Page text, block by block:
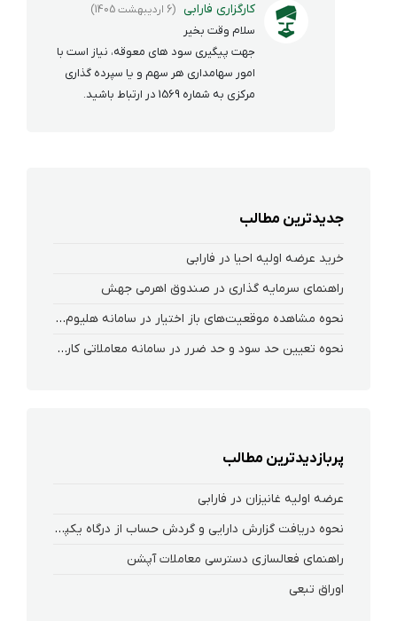
کارگزاری فارابی (6 اردیبهشت 1405)
سلام وقت بخیر
جهت پیگیری سود های معوقه، نیاز است با
امور سهامداری هر سهم و یا سپرده گذاری
مرکزی به شماره 1569 در ارتباط باشید.
جدیدترین مطالب
خرید عرضه اولیه احیا در فارابی
راهنمای سرمایه گذاری در صندوق اهرمی جهش
نحوه‌ مشاهده‌ موقعیت‌های باز اختیار در سامانه هلیوم و نکست
نحوه تعیین حد سود و حد ضرر در سامانه معاملاتی کارگزاری فارابی
پربازدیدترین مطالب
عرضه اولیه غانیزان در فارابی
نحوه دریافت گزارش دارایی و گردش حساب از درگاه یکپارچه ذینفعان بازار سرمایه
راهنمای فعالسازی دسترسی معاملات آپشن
اوراق تبعی